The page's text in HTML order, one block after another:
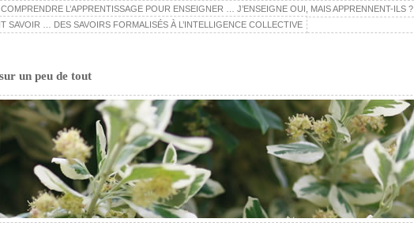
COMPRENDRE L’APPRENTISSAGE POUR ENSEIGNER … J’ENSEIGNE OUI, MAIS APPRENNENT-ILS ?
SAVOIR … DES SAVOIRS FORMALISÉS À L’INTELLIGENCE COLLECTIVE
un peu de tout